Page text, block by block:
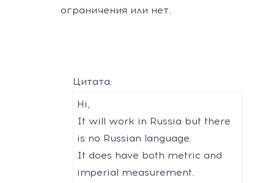
ограничения или нет.
Цитата:
Hi,
It will work in Russia but there
is no Russian language.
It does have both metric and
imperial measurement.